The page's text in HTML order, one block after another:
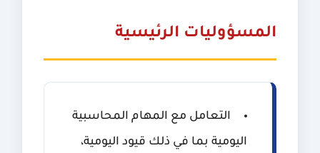
المسؤوليات الرئيسية
التعامل مع المهام المحاسبية
اليومية بما في ذلك قيود اليومية،